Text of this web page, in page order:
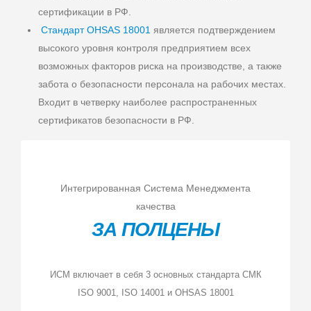
сертификации в РФ.
Стандарт OHSAS 18001 является подтверждением
высокого уровня контроля предприятием всех
возможных факторов риска на производстве, а также
забота о безопасности персонала на рабочих местах.
Входит в четверку наиболее распространенных
сертификатов безопасности в РФ.
Интегрированная Система Менеджмента
качества
ЗА ПОЛЦЕНЫ
ИСМ включает в себя 3 основных стандарта СМК
ISO 9001, ISO 14001 и OHSAS 18001